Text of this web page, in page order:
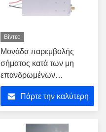
Βίντεο
Μονάδα παρεμβολής
σήματος κατά των μη
επανδρωμένων
αεροσκαφών κινητή
συσκευή παρεμβολής
40W 2400-2500 MHz FPV
UAV C-UAS
Πάρτε την καλύτερη